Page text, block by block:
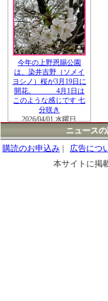
今年の上野恩賜公園
は、染井吉野（ソメイ
ヨシノ）桜が3月19日に
開花。 4月1日は
このような感じです 七
分咲き
2026/04/01 水曜日
ニュース
購読のお申込み
広告につ
本サイトに掲